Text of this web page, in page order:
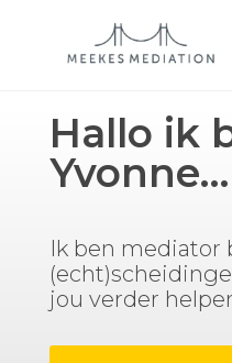
Hallo ik
Yvonne…
Ik ben mediator
jou verder